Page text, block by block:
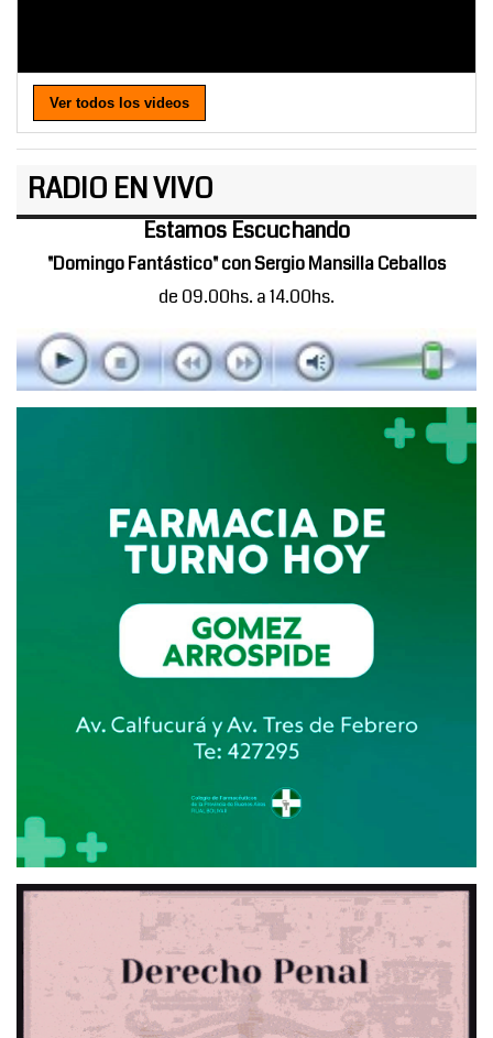
Ver todos los videos
RADIO EN VIVO
Estamos Escuchando
"Domingo Fantástico" con Sergio Mansilla Ceballos
de 09.00hs. a 14.00hs.